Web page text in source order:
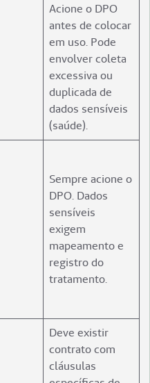
Acione o DPO
antes de colocar
em uso. Pode
envolver coleta
excessiva ou
duplicada de
dados sensíveis
(saúde).
Sempre acione o
DPO. Dados
sensíveis
exigem
mapeamento e
registro do
tratamento.
Deve existir
contrato com
cláusulas